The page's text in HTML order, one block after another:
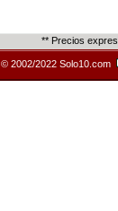
** Precios
© 2002/2022 Solo10.com